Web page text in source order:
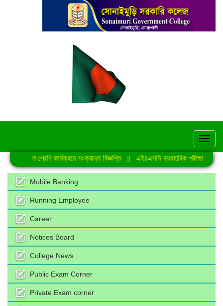
নিয়মিত শ্রেণি কার্যক্রমে সংক্রান্ত বিজ্ঞপ্তি|| এইচএসসি ব্যবহারিক পরীক্ষা-2026
Mobile Banking
Running Employee
Career
Notices Board
College News
Public Exam Corner
Private Exam corner